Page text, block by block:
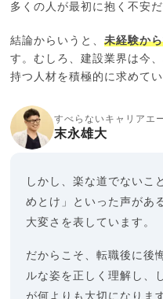
多くの人が最初に抱く不安だ
結論からいうと、未経験か
す。むしろ、建設業界は今
持つ人材を積極的に求めてい
すべらないキャリアエ
末永雄大
しかし、楽な道でないこ
めとけ」といった声があ
大変さを表しています。
だからこそ、転職後に後
ルな姿を正しく理解し、
が何よりも大切になりま